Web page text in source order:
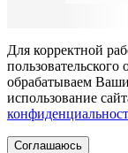
Для корректной
обрабатываем
использование
Соглашаюсь